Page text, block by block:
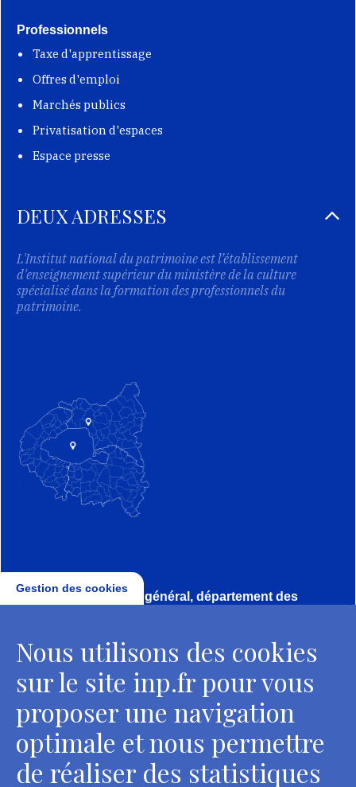
Professionnels
Taxe d'apprentissage
Offres d'emploi
Marchés publics
Privatisation d'espaces
Espace presse
DEUX ADRESSES
L'Institut national du patrimoine est l’établissement
d'enseignement supérieur du ministère de la culture
spécialisé dans la formation des professionnels du
patrimoine.
Direction, secrétariat général, département des
2 rue Vivienne - 75002 Paris
Tél. : + 33 1 44 41 16 41
Contacts
Gestion des cookies
Nous utilisons des cookies
sur le site inp.fr pour vous
proposer une navigation
optimale et nous permettre
de réaliser des statistiques